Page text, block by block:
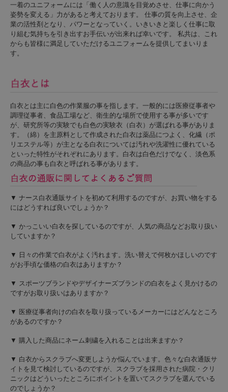
一着のユニフォームには「働く人の意識を目覚めさせ、仕事に向かう
姿勢を変える」力があると考えております。 仕事の質を向上させ、企
業の活性剤となり、パワーとなっていく。いきいきと楽しく仕事に取
り組む気持ちを引き出すお手伝いが出来れば幸いです。 私共は、これ
からも皆様に満足していただけるユニフォームを提供してまいりま
す。
白衣とは主に白色の作業服の事を指します。一般的には医療従事者や
調理従事者、食品工場など、衛生的な場所で使用する事が多いです
が、研究所等の実験でも白色の実験衣（白衣）が選ばれる事がありま
す。（綿）を主原料として作成された白衣は薬品につよく、化繊（ポ
リエステル等）が主となる白衣については汚れや洗濯性に優れている
といった特性がそれぞれにあります。白衣は白色だけでなく、淡色系
の商品の事も白衣と呼ばれる事があります。
▼ ナース白衣通販サイトを初めて利用するのですが、お買い物をする
にはどうすれば良いでしょうか？
▼ かっこいい白衣を探しているのですが、人気の商品などお取り扱い
していますか？
▼ 日々の作業で白衣がよく汚れます。洗い替えで何枚かほしいのです
がお手頃な価格の白衣はありますか？
▼ スポーツブランドやデザイナーズブランドの白衣をよく見かけるの
ですがお取り扱いはありますか？
▼ 医療従事者向けの白衣を取り扱っているメーカーにはどんなところ
があるのですか？
▼ 購入した商品にネーム刺繍を入れることは出来ますか？
▼ 白衣からスクラブへ変更しようか悩んでいます。色々な白衣通販サ
イトを見て検討しているのですが、スクラブを採用された病院・クリ
ニックはどういったところにポイントを置いてスクラブを選んでいる
のでしょうか？